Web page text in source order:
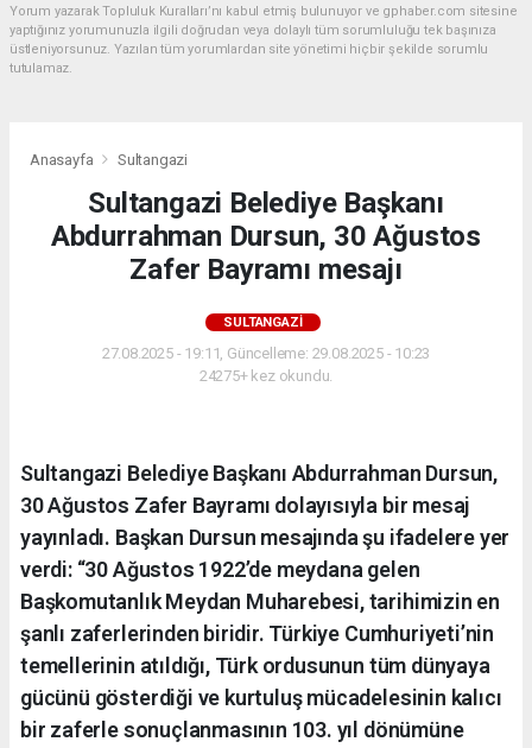
Yorum yazarak Topluluk Kuralları’nı kabul etmiş bulunuyor ve gphaber.com sitesine
yaptığınız yorumunuzla ilgili doğrudan veya dolaylı tüm sorumluluğu tek başınıza
üstleniyorsunuz. Yazılan tüm yorumlardan site yönetimi hiçbir şekilde sorumlu
tutulamaz.
Anasayfa Sultangazi
Sultangazi Belediye Başkanı
Abdurrahman Dursun, 30 Ağustos
Zafer Bayramı mesajı
SULTANGAZI
27.08.2025 - 19:11, Güncelleme: 29.08.2025 - 10:23
24275+ kez okundu.
Sultangazi Belediye Başkanı Abdurrahman Dursun,
30 Ağustos Zafer Bayramı dolayısıyla bir mesaj
yayınladı. Başkan Dursun mesajında şu ifadelere yer
verdi: “30 Ağustos 1922’de meydana gelen
Başkomutanlık Meydan Muharebesi, tarihimizin en
şanlı zaferlerinden biridir. Türkiye Cumhuriyeti’nin
temellerinin atıldığı, Türk ordusunun tüm dünyaya
gücünü gösterdiği ve kurtuluş mücadelesinin kalıcı
bir zaferle sonuçlanmasının 103. yıl dönümüne